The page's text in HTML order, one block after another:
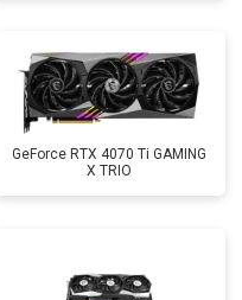
GeForce RTX 4070 Ti GAMING
X TRIO